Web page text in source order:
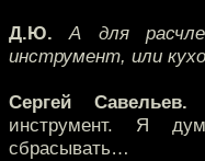
Д.Ю. А для
инструмент, или
Сергей Савельев.
инструмент. Я
сбрасывать…